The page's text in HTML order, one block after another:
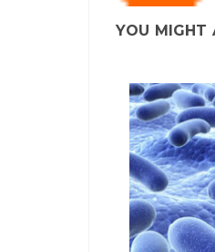
YOU MIGHT